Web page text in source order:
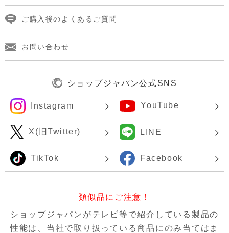
ご購入後のよくあるご質問
お問い合わせ
ショップジャパン公式SNS
Instagram YouTube
X(旧Twitter) LINE
TikTok Facebook
類似品にご注意！
ショップジャパンがテレビ等で紹介している製品の
性能は、当社で取り扱っている商品にのみ当てはま